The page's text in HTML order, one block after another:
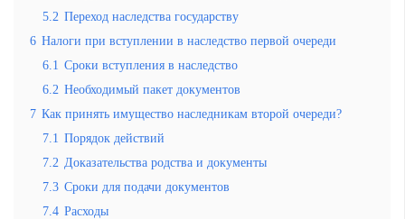
5.2 Переход наследства государству
6 Налоги при вступлении в наследство первой очереди
6.1 Сроки вступления в наследство
6.2 Необходимый пакет документов
7 Как принять имущество наследникам второй очереди?
7.1 Порядок действий
7.2 Доказательства родства и документы
7.3 Сроки для подачи документов
7.4 Расходы